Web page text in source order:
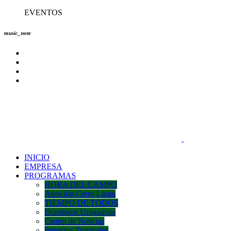
EVENTOS
music_note
INICIO
EMPRESA
PROGRAMAS
HORA DEL CAMPO
Atención Cerro Largo
TIEMPO DE TODOS
Domingos Uruguayos
Centro de Noticias